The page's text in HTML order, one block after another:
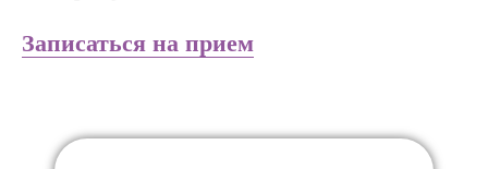
Записаться на прием